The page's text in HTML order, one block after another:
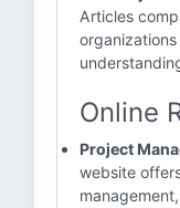
Articles
Online
Project
website